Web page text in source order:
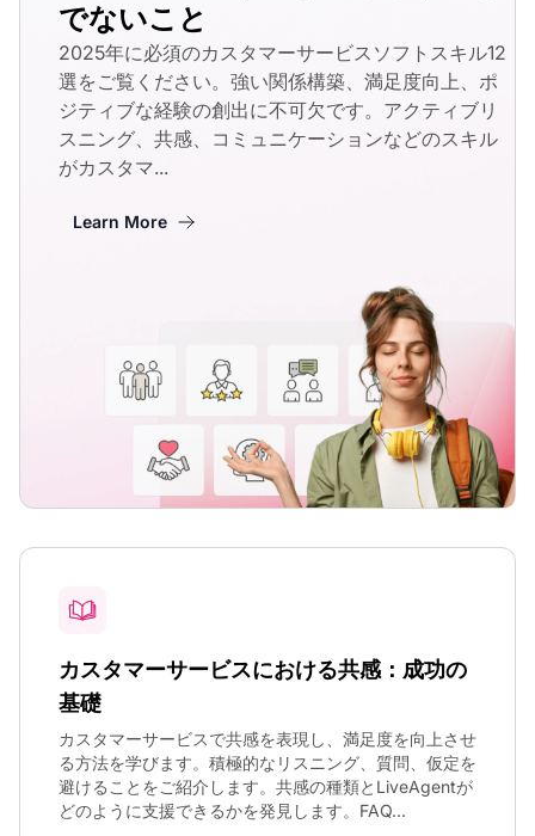
でないこと
2025年に必須のカスタマーサービスソフトスキル12
選をご覧ください。強い関係構築、満足度向上、ポ
ジティブな経験の創出に不可欠です。アクティブリ
スニング、共感、コミュニケーションなどのスキル
がカスタマ...
Learn More
カスタマーサービスにおける共感：成功の
基礎
カスタマーサービスで共感を表現し、満足度を向上させ
る方法を学びます。積極的なリスニング、質問、仮定を
避けることをご紹介します。共感の種類とLiveAgentが
どのように支援できるかを発見します。FAQ...